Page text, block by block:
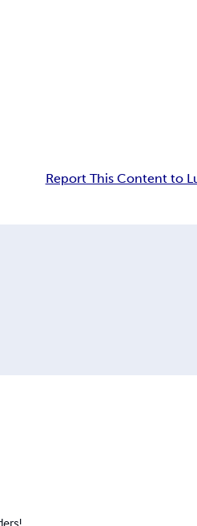
Report This Content to